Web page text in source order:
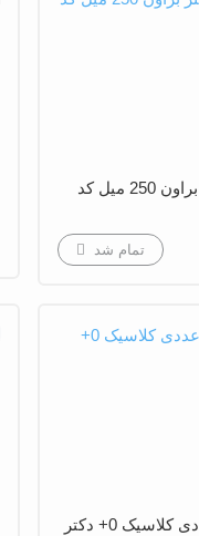
شیشه شیر دکتر براون 250 میل کد
تمام شد
سر شیشه دو عددی کلاسیک 0+ دکتر